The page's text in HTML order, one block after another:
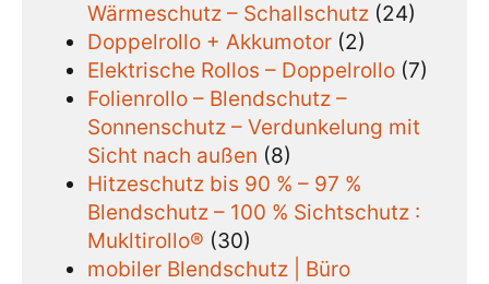
Wärmeschutz – Schallschutz (24)
Doppelrollo + Akkumotor (2)
Elektrische Rollos – Doppelrollo (7)
Folienrollo – Blendschutz –
Sonnenschutz – Verdunkelung mit
Sicht nach außen (8)
Hitzeschutz bis 90 % – 97 %
Blendschutz – 100 % Sichtschutz :
Mukltirollo® (30)
mobiler Blendschutz | Büro